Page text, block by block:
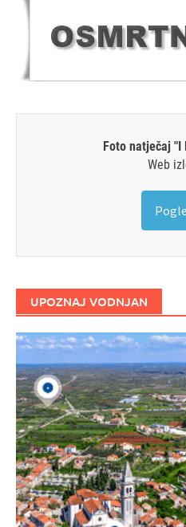
Foto natječaj "I
Web
UPOZNAJ VODNJAN